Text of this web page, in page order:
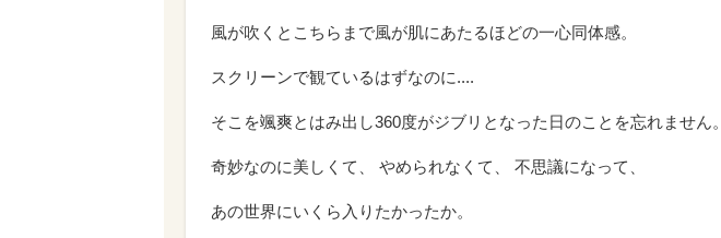
風が吹くとこちらまで風が肌にあたるほどの一心同体感。
スクリーンで観ているはずなのに....
そこを颯爽とはみ出し360度がジブリとなった日のことを忘れません。
奇妙なのに美しくて、 やめられなくて、 不思議になって、
あの世界にいくら入りたかったか。